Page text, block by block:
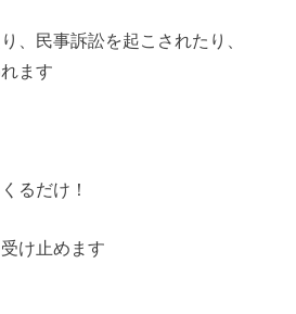
、民事訴訟を起こされたり、
ます
るだけ！
け止めます